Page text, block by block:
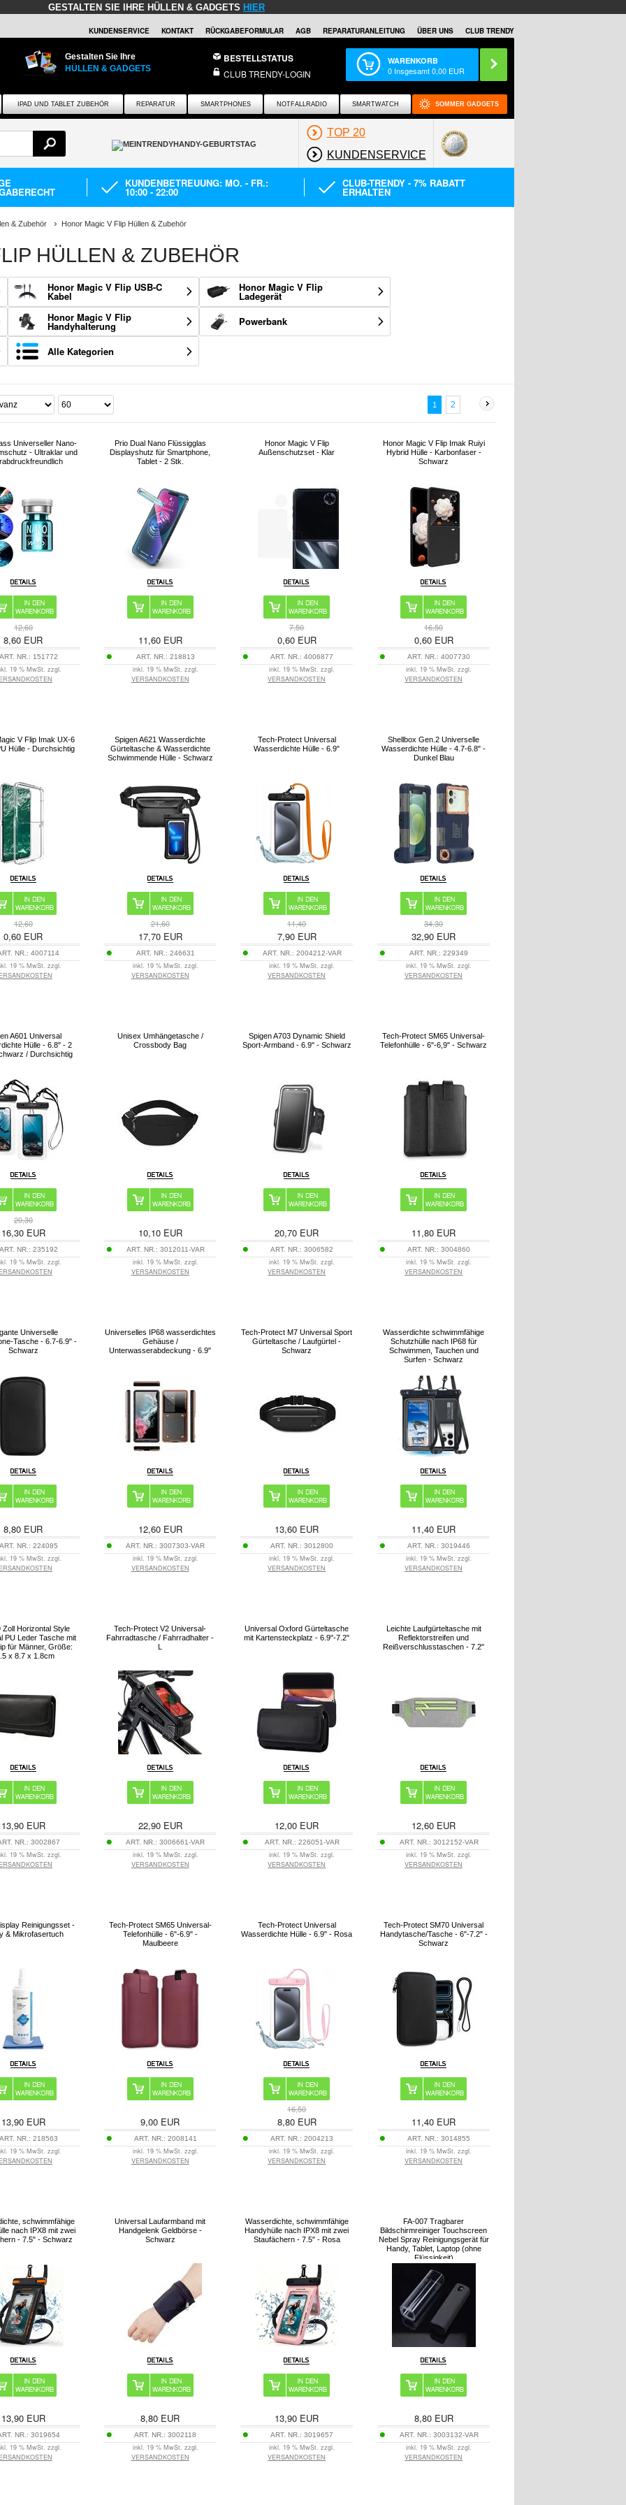
GESTALTEN SIE IHRE HÜLLEN & GADGETS HIER
KUNDENSERVICE KONTAKT RÜCKGABEFORMULAR AGB REPARATURANLEITUNG ÜBER UNS CLUB TRENDY
Gestalten Sie Ihre
HÜLLEN & GADGETS
BESTELLSTATUS
CLUB TRENDY-LOGIN
WARENKORB
0 Insgesamt0,00 EUR
IPAD UND TABLET ZUBEHÖR REPARATUR SMARTPHONES NOTFALLRADIO SMARTWATCH SOMMER GADGETS
TOP 20
KUNDENSERVICE
KUNDENBETREUUNG: MO. - FR.:
10:00 - 22:00
CLUB-TRENDY - 7% RABATT
ERHALTEN
& Zubehör Honor Magic V Flip Hüllen & Zubehör
HÜLLEN & ZUBEHÖR
Honor Magic V Flip USB-C
Kabel
Honor Magic V Flip
Ladegerät
Honor Magic V Flip
Handyhalterung Powerbank
Alle Kategorien
1 2
Universeller Nano-
- Ultraklar und
12,60
8,60 EUR
ART. NR.: 151772
19 % MwSt. zzgl.
Prio Dual Nano Flüssigglas
Displayshutz für Smartphone,
Tablet - 2 Stk.
11,60EUR
ART. NR.: 218813
inkl. 19 % MwSt. zzgl.
VERSANDKOSTEN
Honor Magic V Flip
Außenschutzset - Klar
7,50
0,60EUR
ART. NR.:4006877
inkl. 19 % MwSt. zzgl.
VERSANDKOSTEN
Honor Magic V Flip Imak Ruiyi
Hybrid Hülle - Karbonfaser -
Schwarz
16,50
0,60EUR
ART. NR.:4007730
inkl. 19 % MwSt. zzgl.
VERSANDKOSTEN
V Flip Imak UX-6
Hülle - Durchsichtig
12,60
0,60 EUR
NR.:4007114
19 % MwSt. zzgl.
Spigen A621 Wasserdichte
Gürteltasche & Wasserdichte
Schwimmende Hülle - Schwarz
21,60
17,70EUR
ART. NR.: 246631
inkl. 19 % MwSt. zzgl.
VERSANDKOSTEN
Tech-Protect Universal
Wasserdichte Hülle - 6.9"
11,40
7,90EUR
ART. NR.: 2004212-VAR
inkl. 19 % MwSt. zzgl.
VERSANDKOSTEN
Shellbox Gen.2 Universelle
Wasserdichte Hülle - 4.7-6.8" -
Dunkel Blau
34,30
32,90 EUR
ART. NR.:229349
inkl. 19 % MwSt. zzgl.
VERSANDKOSTEN
A601 Universal
Hülle - 6.8" - 2
/ Durchsichtig
20,30
16,30EUR
ART. NR.: 235192
19 % MwSt. zzgl.
Unisex Umhängetasche /
Crossbody Bag
10,10EUR
ART. NR.: 3012011-VAR
inkl. 19 % MwSt. zzgl.
VERSANDKOSTEN
Spigen A703 Dynamic Shield
Sport-Armband - 6.9" - Schwarz
20,70 EUR
ART. NR.:3006582
inkl. 19 % MwSt. zzgl.
VERSANDKOSTEN
Tech-Protect SM65 Universal-
Telefonhülle - 6"-6,9" - Schwarz
11,80 EUR
ART. NR.:3004860
inkl. 19 % MwSt. zzgl.
VERSANDKOSTEN
Universelle
Tasche - 6.7-6.9" -
Schwarz
8,80 EUR
ART. NR.: 224085
19 % MwSt. zzgl.
Universelles IP68 wasserdichtes
Gehäuse /
Unterwasserabdeckung - 6.9"
12,60EUR
ART. NR.:3007303-VAR
inkl. 19 % MwSt. zzgl.
VERSANDKOSTEN
Tech-Protect M7 Universal Sport
Gürteltasche / Laufgürtel -
Schwarz
13,60 EUR
ART. NR.:3012800
inkl. 19 % MwSt. zzgl.
VERSANDKOSTEN
Wasserdichte schwimmfähige
Schutzhülle nach IP68 für
Schwimmen, Tauchen und
Surfen - Schwarz
11,40 EUR
ART. NR.:3019446
inkl. 19 % MwSt. zzgl.
VERSANDKOSTEN
Zoll Horizontal Style
PU Leder Tasche mit
für Männer, Größe:
x 8.7 x 1.8cm
13,90EUR
NR.: 3002867
19 % MwSt. zzgl.
Tech-Protect V2 Universal-
Fahrradtasche / Fahrradhalter -
L
22,90EUR
ART. NR.:3006661-VAR
inkl. 19 % MwSt. zzgl.
VERSANDKOSTEN
Universal Oxford Gürteltasche
mit Kartensteckplatz - 6.9"-7.2"
12,00 EUR
ART. NR.: 226051-VAR
inkl. 19 % MwSt. zzgl.
VERSANDKOSTEN
Leichte Laufgürteltasche mit
Reflektorstreifen und
Reißverschlusstaschen - 7.2"
12,60 EUR
ART. NR.: 3012152-VAR
inkl. 19 % MwSt. zzgl.
VERSANDKOSTEN
Reinigungsset -
& Mikrofasertuch
13,90EUR
ART. NR.: 218563
19 % MwSt. zzgl.
Tech-Protect SM65 Universal-
Telefonhülle - 6"-6.9" -
Maulbeere
9,00 EUR
ART. NR.: 2008141
inkl. 19 % MwSt. zzgl.
VERSANDKOSTEN
Tech-Protect Universal
Wasserdichte Hülle - 6.9" - Rosa
16,50
8,80EUR
ART. NR.:2004213
inkl. 19 % MwSt. zzgl.
VERSANDKOSTEN
Tech-Protect SM70 Universal
Handytasche/Tasche - 6"-7.2" -
Schwarz
11,40 EUR
ART. NR.:3014855
inkl. 19 % MwSt. zzgl.
VERSANDKOSTEN
schwimmfähige
nach IPX8 mit zwei
- 7.5" - Schwarz
13,90EUR
NR.: 3019654
19 % MwSt. zzgl.
Universal Laufarmband mit
Handgelenk Geldbörse -
Schwarz
8,80 EUR
ART. NR.:3002118
inkl. 19 % MwSt. zzgl.
VERSANDKOSTEN
Wasserdichte, schwimmfähige
Handyhülle nach IPX8 mit zwei
Staufächern - 7.5" - Rosa
13,90 EUR
ART. NR.:3019657
inkl. 19 % MwSt. zzgl.
VERSANDKOSTEN
FA-007 Tragbarer
Bildschirmreiniger Touchscreen
Nebel Spray Reinigungsgerät für
Handy, Tablet, Laptop (ohne
Flüssigkeit)
8,80EUR
ART. NR.: 3003132-VAR
inkl. 19 % MwSt. zzgl.
VERSANDKOSTEN